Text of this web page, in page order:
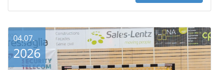
04.07.
2026